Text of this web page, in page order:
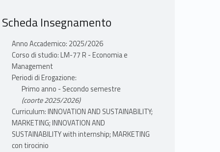
Scheda Insegnamento
Anno Accademico: 2025/2026
Corso di studio: LM-77 R - Economia e
Management
Periodi di Erogazione:
Primo anno - Secondo semestre
(coorte 2025/2026)
Curriculum: INNOVATION AND SUSTAINABILITY;
MARKETING; INNOVATION AND
SUSTAINABILITY with internship; MARKETING
con tirocinio